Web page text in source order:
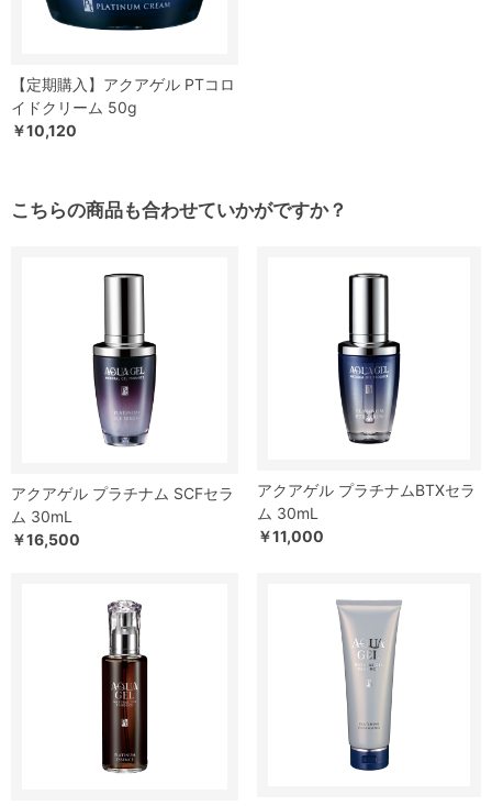
【定期購入】アクアゲル PTコロ
イドクリーム 50g
￥10,120
こちらの商品も合わせていかがですか？
アクアゲル プラチナム SCFセラ
ム 30mL
￥16,500
アクアゲル プラチナムBTXセラ
ム 30mL
￥11,000